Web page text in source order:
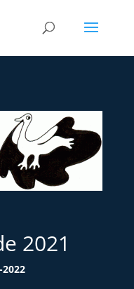
2021